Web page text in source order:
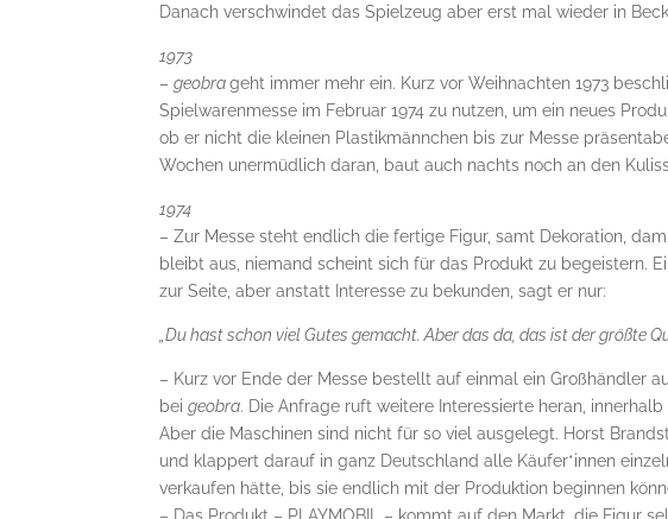
Danach verschwindet das Spielzeug aber erst mal wieder in
1973
–geobrageht immer mehr ein. Kurz vor Weihnachten 1973
Spielwarenmesse im Februar 1974 zu nutzen, um ein neues
ob er nicht die kleinen Plastikmännchen bis zur Messe
Wochen unermüdlich daran, baut auch nachts noch an den
1974
– Zur Messe steht endlich die fertige Figur, samt Dekoration,
bleibt aus, niemand scheint sich für das Produkt zu begeistern.
zur Seite, aber anstatt Interesse zu bekunden, sagt er nur:
„Du hast schon viel Gutes gemacht. Aber das da, das ist der größte
– Kurz vor Ende der Messe bestellt auf einmal ein Großhändler
beigeobra. Die Anfrage ruft weitere Interessierte heran,
Aber die Maschinen sind nicht für so viel ausgelegt. Horst
und klappert darauf in ganz Deutschland alle Käufer*innen
verkaufen hätte, bis sie endlich mit der Produktion beginnen